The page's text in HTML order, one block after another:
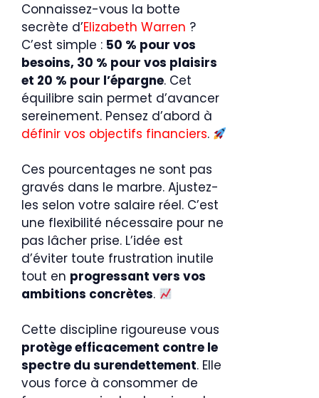
Connaissez-vous la botte
secrète d’Elizabeth Warren ?
C’est simple : 50 % pour vos
besoins, 30 % pour vos plaisirs
et 20 % pour l’épargne. Cet
équilibre sain permet d’avancer
sereinement. Pensez d’abord à
définir vos objectifs financiers.
Ces pourcentages ne sont pas
gravés dans le marbre. Ajustez-
les selon votre salaire réel. C’est
une flexibilité nécessaire pour ne
pas lâcher prise. L’idée est
d’éviter toute frustration inutile
tout en progressant vers vos
ambitions concrètes.
Cette discipline rigoureuse vous
protège efficacement contre le
spectre du surendettement. Elle
vous force à consommer de